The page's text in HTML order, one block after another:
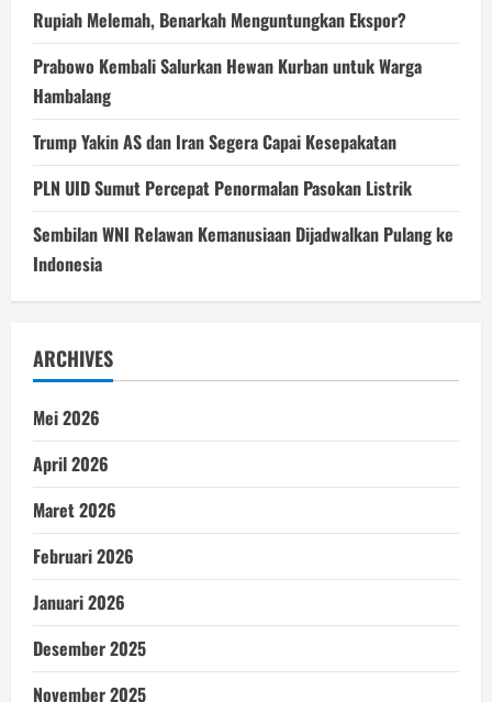
Rupiah Melemah, Benarkah Menguntungkan Ekspor?
Prabowo Kembali Salurkan Hewan Kurban untuk Warga
Hambalang
Trump Yakin AS dan Iran Segera Capai Kesepakatan
PLN UID Sumut Percepat Penormalan Pasokan Listrik
Sembilan WNI Relawan Kemanusiaan Dijadwalkan Pulang ke
Indonesia
ARCHIVES
Mei 2026
April 2026
Maret 2026
Februari 2026
Januari 2026
Desember 2025
November 2025